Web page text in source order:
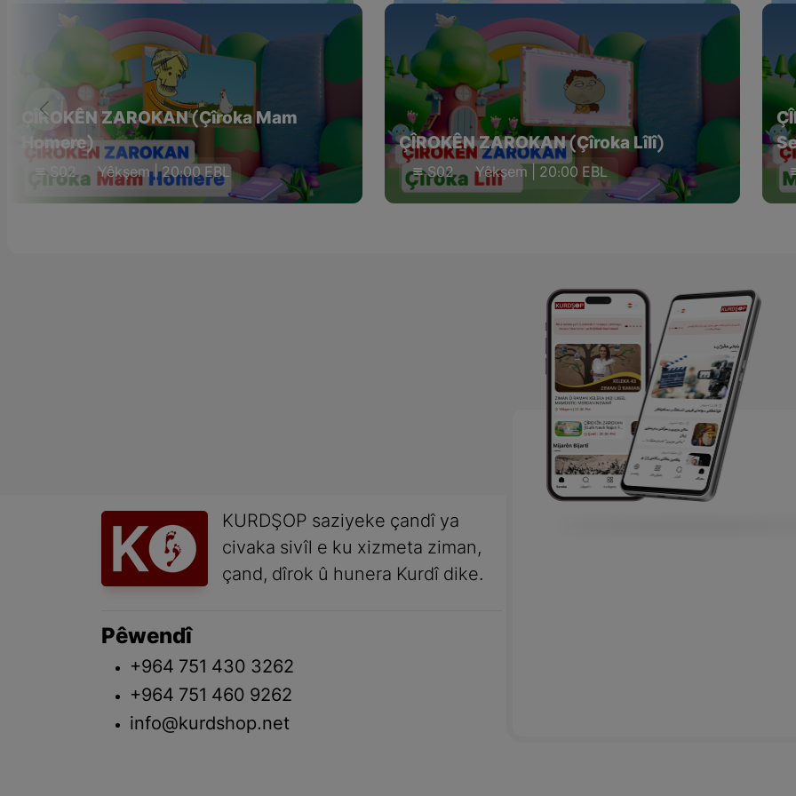
ÇÎROKÊN ZAROKAN (Çîroka Mam
Homere)
S02 Yêkşem | 20:00 EBL
ÇÎROKÊN ZAROKAN (Çîroka Lîlî)
S02 Yêkşem | 20:00 EBL
KURDŞOP saziyeke çandî ya
civaka sivîl e ku xizmeta ziman,
çand, dîrok û hunera Kurdî dike.
Pêwendî
+964 751 430 3262
+964 751 460 9262
info@kurdshop.net